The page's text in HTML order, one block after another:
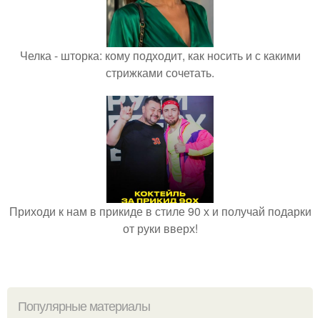
Челка - шторка: кому подходит, как носить и с какими
стрижками сочетать.
Приходи к нам в прикиде в стиле 90 х и получай подарки
от руки вверх!
Популярные материалы